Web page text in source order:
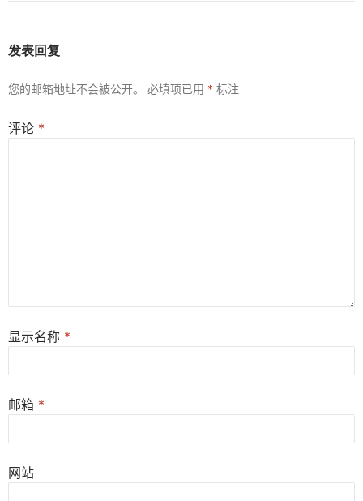
发表回复
您的邮箱地址不会被公开。 必填项已用 * 标注
评论 *
显示名称 *
邮箱 *
网站